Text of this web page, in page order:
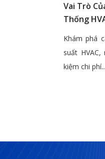
Vai Trò
Thống
Khám phá
suất
kiệm chi phí...